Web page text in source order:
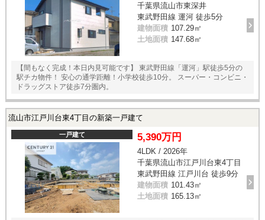
千葉県流山市東深井
東武野田線 運河 徒歩5分
建物面積 107.29㎡
土地面積 147.68㎡
【間もなく完成！本日内見可能です】 東武野田線「運河」駅徒歩5分の
駅チカ物件！ 安心の通学距離！小学校徒歩10分。 スーパー・コンビニ・
ドラッグストア徒歩7分圏内。
流山市江戸川台東4丁目の新築一戸建て
一戸建て 5,390万円
4LDK / 2026年
千葉県流山市江戸川台東4丁目
東武野田線 江戸川台 徒歩9分
建物面積 101.43㎡
土地面積 165.13㎡